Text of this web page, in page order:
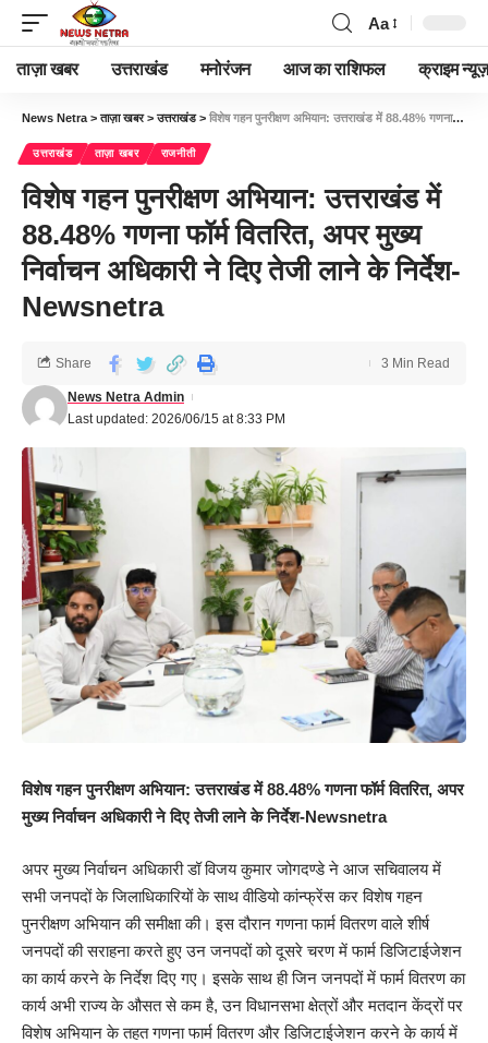
Aa
ताज़ा खबर उत्तराखंड मनोरंजन आज का राशिफल क्राइम न्यूज़
News Netra >ताज़ा खबर>उत्तराखंड> विशेष गहन पुनरीक्षण अभियान: उत्तराखंड में 88.48% गणना फॉर्म वितरित, अपर मुख्य निर्वाचन अधिकारी ने दिए तेजी लाने के निर्देश-Newsnetra
उत्तराखंड ताज़ा खबर राजनीती
विशेष गहन पुनरीक्षण अभियान: उत्तराखंड में
88.48% गणना फॉर्म वितरित, अपर मुख्य
निर्वाचन अधिकारी ने दिए तेजी लाने के निर्देश-
Newsnetra
Last updated: 2026/06/15 at 8:33 PM
News Netra Admin
Share 3 Min Read
विशेष गहन पुनरीक्षण अभियान: उत्तराखंड में 88.48% गणना फॉर्म वितरित, अपर
मुख्य निर्वाचन अधिकारी ने दिए तेजी लाने के निर्देश-Newsnetra
अपर मुख्य निर्वाचन अधिकारी डॉ विजय कुमार जोगदण्डे ने आज सचिवालय में
सभी जनपदों के जिलाधिकारियों के साथ वीडियो कांन्फ्रेंस कर विशेष गहन
पुनरीक्षण अभियान की समीक्षा की। इस दौरान गणना फार्म वितरण वाले शीर्ष
जनपदों की सराहना करते हुए उन जनपदों को दूसरे चरण में फार्म डिजिटाईजेशन
का कार्य करने के निर्देश दिए गए। इसके साथ ही जिन जनपदों में फार्म वितरण का
कार्य अभी राज्य के औसत से कम है, उन विधानसभा क्षेत्रों और मतदान केंद्रों पर
विशेष अभियान के तहत गणना फार्म वितरण और डिजिटाईजेशन करने के कार्य में